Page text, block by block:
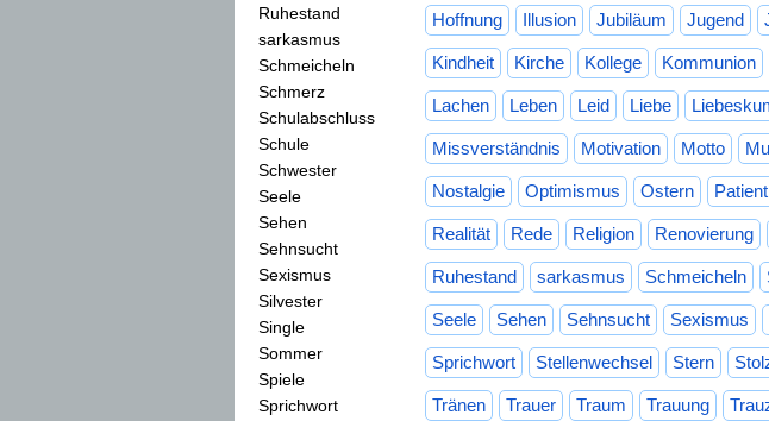
Ruhestand
sarkasmus
Schmeicheln
Schmerz
Schulabschluss
Schule
Schwester
Seele
Sehen
Sehnsucht
Sexismus
Silvester
Single
Sommer
Spiele
Sprichwort
Hoffnung Illusion Jubiläum Jugend
Kindheit Kirche Kollege Kommunion
Lachen Leben Leid Liebe
Missverständnis Motivation Motto
Nostalgie Optimismus Ostern Patient
Realität Rede Religion Renovierung
Ruhestand sarkasmus Schmeicheln
Seele Sehen Sehnsucht Sexismus
Sprichwort Stellenwechsel Stern
Tränen Trauer Traum Trauung